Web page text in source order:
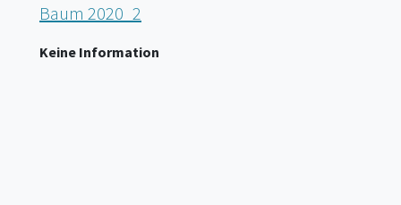
Baum 2020_2
Keine Information